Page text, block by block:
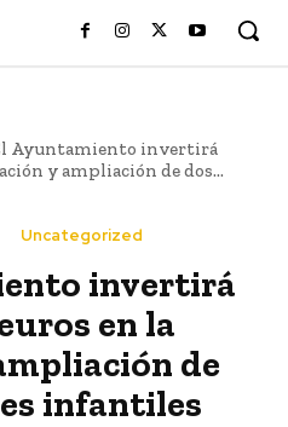
Ayuntamiento invertirá
y ampliación de dos...
Uncategorized
invertirá
en la
de
infantiles